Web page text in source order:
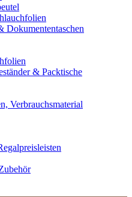
Dokumententaschen
& Packtische
Verbrauchsmaterial